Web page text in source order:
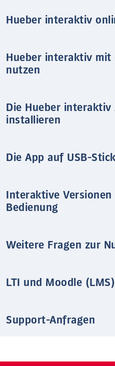
Hueber interaktiv
Hueber interaktiv mit
nutzen
Die Hueber interaktiv
installieren
Die App auf USB-
Interaktive Versionen
Bedienung
Weitere Fragen zur
LTI und Moodle (LMS)
Support-Anfragen